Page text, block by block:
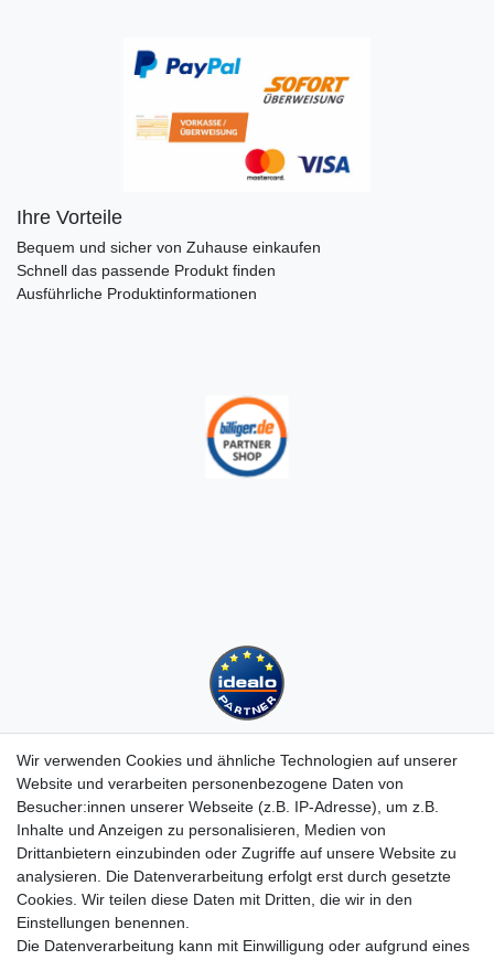
Ihre Vorteile
Bequem und sicher von Zuhause einkaufen
Schnell das passende Produkt finden
Ausführliche Produktinformationen
Kundenservice
Hotline: 07452 - 847 162 0
Kontakt
Anmelden
Registrieren
Newsletter
Wir verwenden Cookies und ähnliche Technologien auf unserer
Website und verarbeiten personenbezogene Daten von
Besucher:innen unserer Webseite (z.B. IP-Adresse), um z.B.
Inhalte und Anzeigen zu personalisieren, Medien von
Drittanbietern einzubinden oder Zugriffe auf unsere Website zu
analysieren. Die Datenverarbeitung erfolgt erst durch gesetzte
Cookies. Wir teilen diese Daten mit Dritten, die wir in den
Einstellungen benennen.
Die Datenverarbeitung kann mit Einwilligung oder aufgrund eines